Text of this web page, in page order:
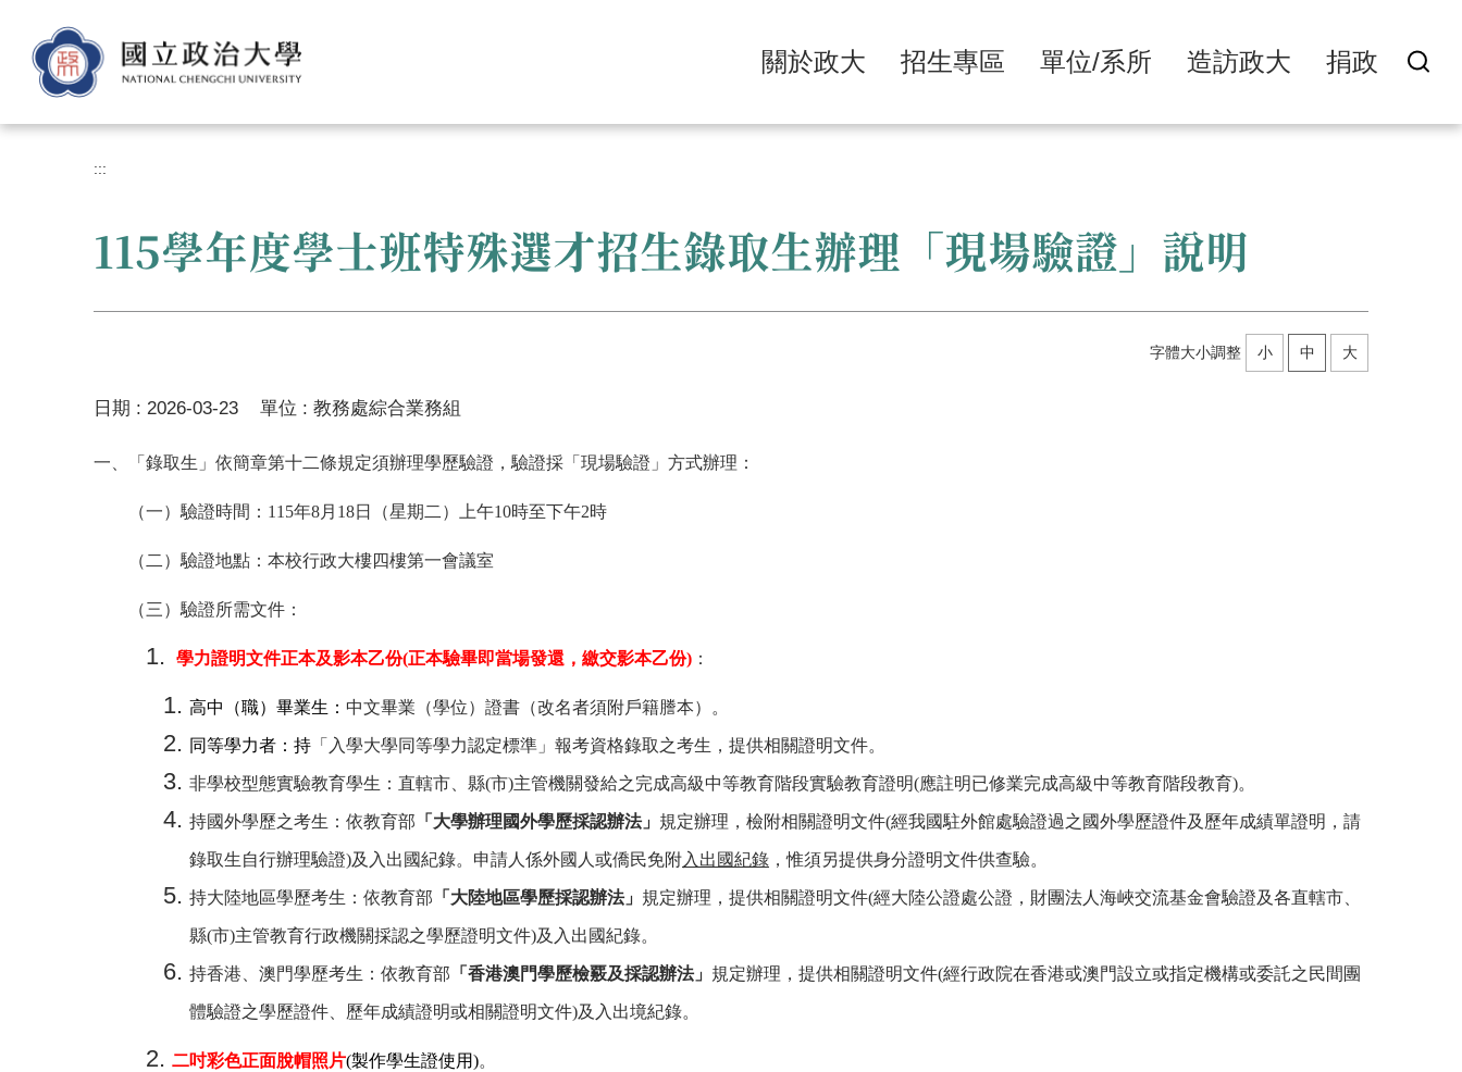
容
關於政大 招生專區 單位/系所 造訪政大 捐政
:::
115學年度學士班特殊選才招生錄取生辦理「現場驗證」說明
字體大小調整 小 中 大
日期 : 2026-03-23 單位 : 教務處綜合業務組
一、「錄取生」依簡章第十二條規定須辦理學歷驗證，驗證採「現場驗證」方式辦理：
（一）驗證時間：115年8月18日（星期二）上午10時至下午2時
（二）驗證地點：本校行政大樓四樓第一會議室
（三）驗證所需文件：
學力證明文件正本及影本乙份(正本驗畢即當場發還，繳交影本乙份) ：
高中（職）畢業生： 中文畢業（學位）證書（改名者須附戶籍謄本）。
同等學力者：持 「入學大學同等學力認定標準」報考資格錄取之考生，提供相關證明文件。
非學校型態實驗教育學生：直轄市、縣(市)主管機關發給之完成高級中等教育階段實驗教育證明(應註明已修業完成高級中等教育階段教育)。
持國外學歷之考生：依教育部 「大學辦理國外學歷採認辦法」 規定辦理，檢附相關證明文件(經我國駐外館處驗證過之國外學歷證件及歷年成績單證明，請
錄取生自行辦理驗證)及入出國紀錄。申請人係外國人或僑民免附入出國紀錄 ，惟須另提供身分證明文件供查驗。
持大陸地區學歷考生：依教育部 「大陸地區學歷採認辦法」 規定辦理，提供相關證明文件(經大陸公證處公證，財團法人海峽交流基金會驗證及各直轄市、
縣(市)主管教育行政機關採認之學歷證明文件)及入出國紀錄。
持香港、澳門學歷考生：依教育部 「香港澳門學歷檢覈及採認辦法」 規定辦理，提供相關證明文件(經行政院在香港或澳門設立或指定機構或委託之民間團
體驗證之學歷證件、歷年成績證明或相關證明文件)及入出境紀錄。
二吋彩色正面脫帽照片(製作學生證使用)。